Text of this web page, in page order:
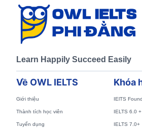
Learn Happily Succeed Easily
Về OWL IELTS
Giới thiệu
Thành tích học viên
Tuyển dụng
Khóa
IElTS
IELTS 6.0 +
IELTS 7.0+